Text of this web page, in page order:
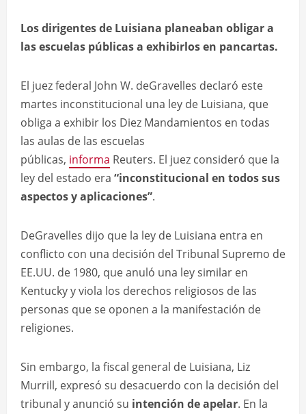
Los dirigentes de Luisiana planeaban obligar a
las escuelas públicas a exhibirlos en pancartas.
El juez federal John W. deGravelles declaró este
martes inconstitucional una ley de Luisiana, que
obliga a exhibir los Diez Mandamientos en todas
las aulas de las escuelas
públicas, informa Reuters. El juez consideró que la
ley del estado era “inconstitucional en todos sus
aspectos y aplicaciones”.
DeGravelles dijo que la ley de Luisiana entra en
conflicto con una decisión del Tribunal Supremo de
EE.UU. de 1980, que anuló una ley similar en
Kentucky y viola los derechos religiosos de las
personas que se oponen a la manifestación de
religiones.
Sin embargo, la fiscal general de Luisiana, Liz
Murrill, expresó su desacuerdo con la decisión del
tribunal y anunció su intención de apelar. En la